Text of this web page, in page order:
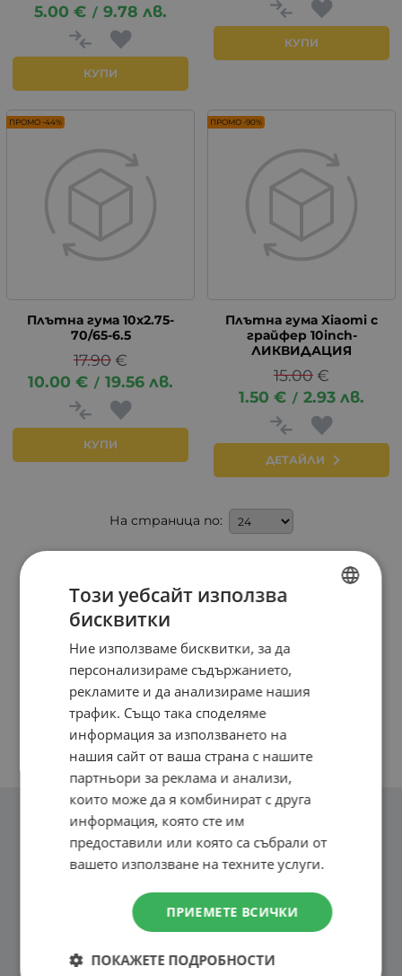
5.00 € / 9.78 лв.
КУПИ
КУПИ
Плътна гума 10х2.75-
70/65-6.5
17.90€
10.00 € / 19.56 лв.
КУПИ
ПРОМО -44%
Плътна гума Xiaomi с
грайфер 10inch-
ЛИКВИДАЦИЯ
15.00€
1.50 € / 2.93 лв.
ДЕТАЙЛИ
ПРОМО -90%
На страница по:
Този уебсайт използва
бисквитки
Ние използваме бисквитки, за да
персонализираме съдържанието,
рекламите и да анализираме нашия
трафик. Също така споделяме
информация за използването на
нашия сайт от ваша страна с нашите
партньори за реклама и анализи,
които може да я комбинират с друга
информация, която сте им
предоставили или която са събрали от
вашето използване на техните услуги.
ПРИЕМЕТЕ ВСИЧКИ
ПОКАЖЕТЕ ПОДРОБНОСТИ